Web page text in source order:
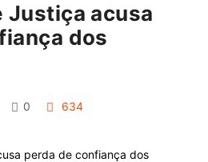
Justiça acusa
dos
0 634